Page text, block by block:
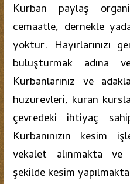
Kurban paylaş
cemaatle, dernekle
yoktur. Hayırlarınızı
buluşturmak adına
Kurbanlarınız ve
huzurevleri, kuran
çevredeki ihtiyaç
Kurbanınızın kesim
vekalet alınmakta
şekilde kesim